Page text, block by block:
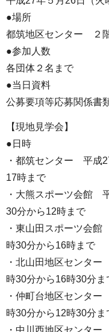
●場所
都筑地区センター ２
●参加人数
各団体２名まで
●当日資料
公募要項等応募関係書
【現地見学会】
●日時
・都筑センター 平成
17時まで
・大熊スポーツ会館
30分から12時まで
・東山田スポーツ会
時30分から16時まで
・北山田地区センタ
時30分から16時30分ま
・仲町台地区センタ
時30分から12時30分ま
・中川西地区センタ